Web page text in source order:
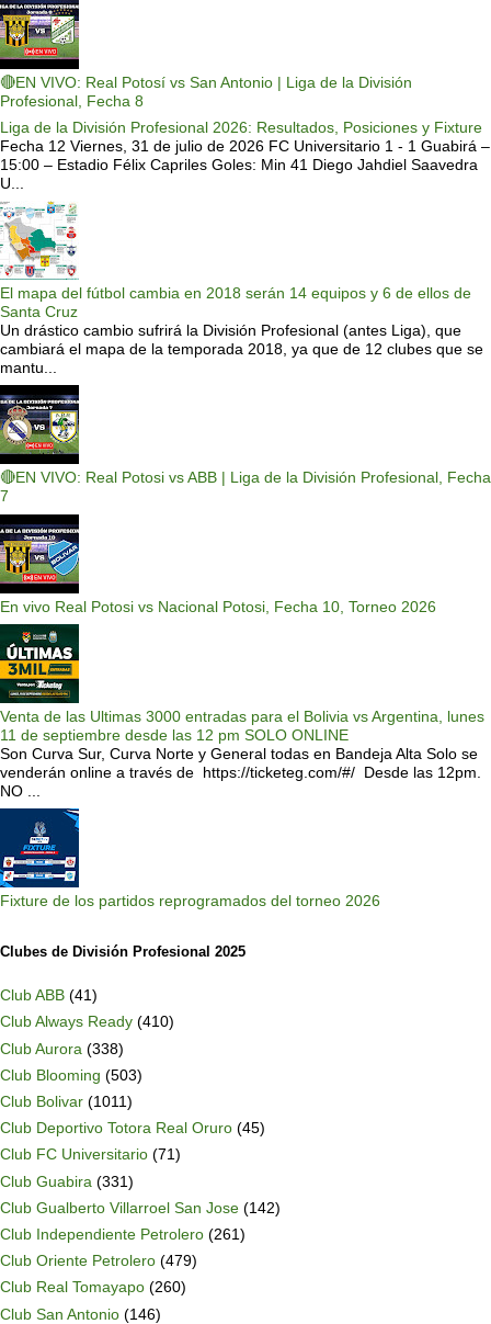
🔴EN VIVO: Real Potosí vs San Antonio | Liga de la División
Profesional, Fecha 8
Liga de la División Profesional 2026: Resultados, Posiciones y Fixture
Fecha 12 Viernes, 31 de julio de 2026 FC Universitario 1 - 1 Guabirá –
15:00 – Estadio Félix Capriles Goles: Min 41 Diego Jahdiel Saavedra
U...
El mapa del fútbol cambia en 2018 serán 14 equipos y 6 de ellos de
Santa Cruz
Un drástico cambio sufrirá la División Profesional (antes Liga), que
cambiará el mapa de la temporada 2018, ya que de 12 clubes que se
mantu...
🔴EN VIVO: Real Potosi vs ABB | Liga de la División Profesional, Fecha
7
En vivo Real Potosi vs Nacional Potosi, Fecha 10, Torneo 2026
Venta de las Ultimas 3000 entradas para el Bolivia vs Argentina, lunes
11 de septiembre desde las 12 pm SOLO ONLINE
Son Curva Sur, Curva Norte y General todas en Bandeja Alta Solo se
venderán online a través de https://ticketeg.com/#/ Desde las 12pm.
NO ...
Fixture de los partidos reprogramados del torneo 2026
Clubes de División Profesional 2025
Club ABB (41)
Club Always Ready (410)
Club Aurora (338)
Club Blooming (503)
Club Bolivar (1011)
Club Deportivo Totora Real Oruro (45)
Club FC Universitario (71)
Club Guabira (331)
Club Gualberto Villarroel San Jose (142)
Club Independiente Petrolero (261)
Club Oriente Petrolero (479)
Club Real Tomayapo (260)
Club San Antonio (146)